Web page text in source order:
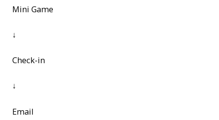
Mini Game
↓
Check-in
↓
Email